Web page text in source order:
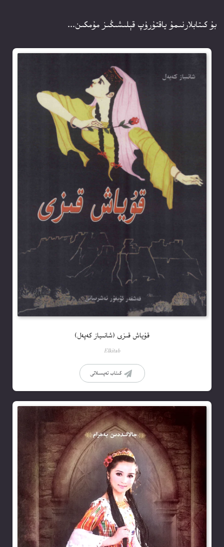
بۇ كىتابلارنىمۇ ياقتۇرۇپ قېلىشىڭىز مۇمكىن...
قۇياش قىزى (شانىياز كەپەل)
Elkitab
كىتاب تەپسىلاتى